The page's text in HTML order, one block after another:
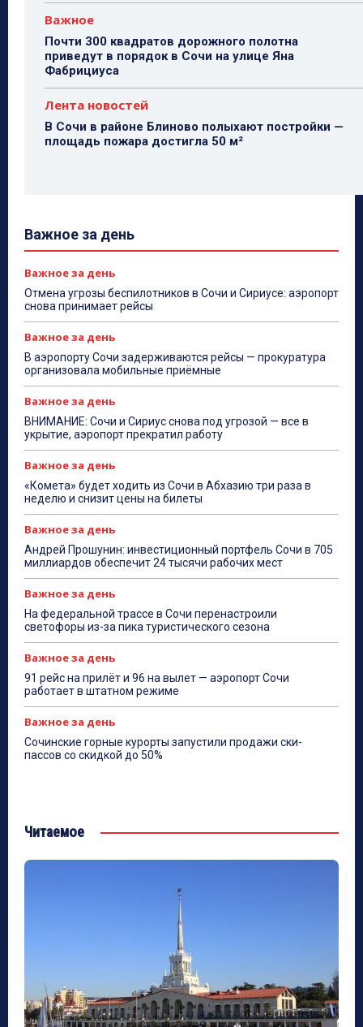
Важное
Почти 300 квадратов дорожного полотна
приведут в порядок в Сочи на улице Яна
Фабрициуса
Лента новостей
В Сочи в районе Блиново полыхают постройки —
площадь пожара достигла 50 м²
Важное за день
Важное за день
Отмена угрозы беспилотников в Сочи и Сириусе: аэропорт
снова принимает рейсы
Важное за день
В аэропорту Сочи задерживаются рейсы — прокуратура
организовала мобильные приёмные
Важное за день
ВНИМАНИЕ: Сочи и Сириус снова под угрозой — все в
укрытие, аэропорт прекратил работу
Важное за день
«Комета» будет ходить из Сочи в Абхазию три раза в
неделю и снизит цены на билеты
Важное за день
Андрей Прошунин: инвестиционный портфель Сочи в 705
миллиардов обеспечит 24 тысячи рабочих мест
Важное за день
На федеральной трассе в Сочи перенастроили
светофоры из-за пика туристического сезона
Важное за день
91 рейс на прилёт и 96 на вылет — аэропорт Сочи
работает в штатном режиме
Важное за день
Сочинские горные курорты запустили продажи ски-
пассов со скидкой до 50%
Читаемое